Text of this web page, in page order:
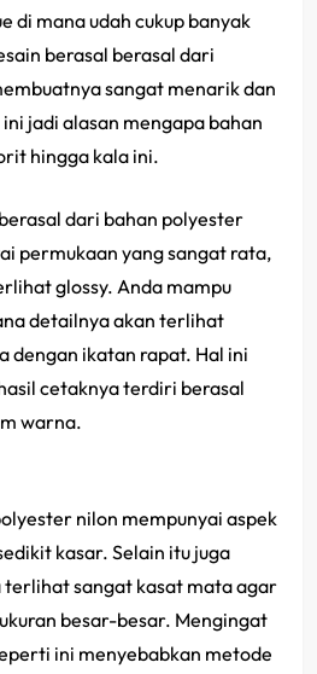
di mana udah cukup banyak
berasal berasal dari
sangat menarik dan
jadi alasan mengapa bahan
hingga kala ini.
dari bahan polyester
permukaan yang sangat rata,
glossy. Anda mampu
detailnya akan terlihat
dengan ikatan rapat. Hal ini
cetaknya terdiri berasal
warna.
nilon mempunyai aspek
kasar. Selain itu juga
sangat kasat mata agar
besar-besar. Mengingat
ini menyebabkan metode